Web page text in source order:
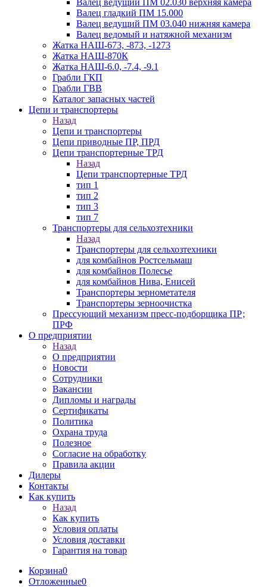
Валец ведущий ПМ 02.030 верхняя камера
Валец гладкий ПМ 15.000
Валец ведущий ПМ 03.040 нижняя камера
Валец ведомый и натяжной механизм
Жатка НАШ-673, -873, -1273
Жатка НАШ-870К
Жатка НАШ-6.0, -7.4, -9.1
Грабли ГКП
Грабли ГВВ
Каталог запасных частей
Цепи и транспортеры
Назад
Цепи и транспортеры
Цепи приводные ПР, ПРД
Цепи транспортерные ТРД
Назад
Цепи транспортерные ТРД
тип 1
тип 2
тип 3
тип 7
Транспортеры для сельхозтехники
Назад
Транспортеры для сельхозтехники
для комбайнов Ростсельмаш
для комбайнов Полесье
для комбайнов Нива, Енисей
Транспортеры зернометателя
Транспортеры зерноочистка
Прессующий механизм пресс-подборщика ПР;
ПРФ
О предприятии
Назад
О предприятии
Новости
Сотрудники
Вакансии
Дипломы и награды
Сертификаты
Политика
Охрана труда
Полезное
Согласие на обработку
Правила акции
Дилеры
Контакты
Как купить
Назад
Как купить
Условия оплаты
Условия доставки
Гарантия на товар
Корзина0
Отложенные0